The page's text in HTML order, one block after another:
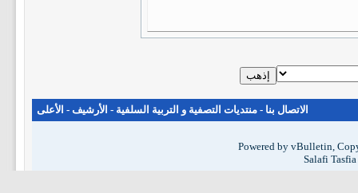
الاتصال بنا - منتديات التصفية و التربية السلفية - الأرشيف - الأعلى
Powered by vBulletin,
Salafi